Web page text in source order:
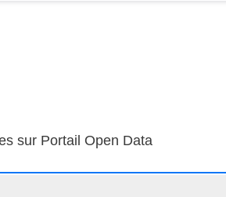
sur Portail Open Data